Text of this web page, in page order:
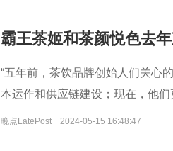
霸王茶姬和茶颜悦色去
“五年前，茶饮品牌创始人们关心
本运作和供应链建设；现在，他们
晚点LatePost 2024-05-15 16:48:47